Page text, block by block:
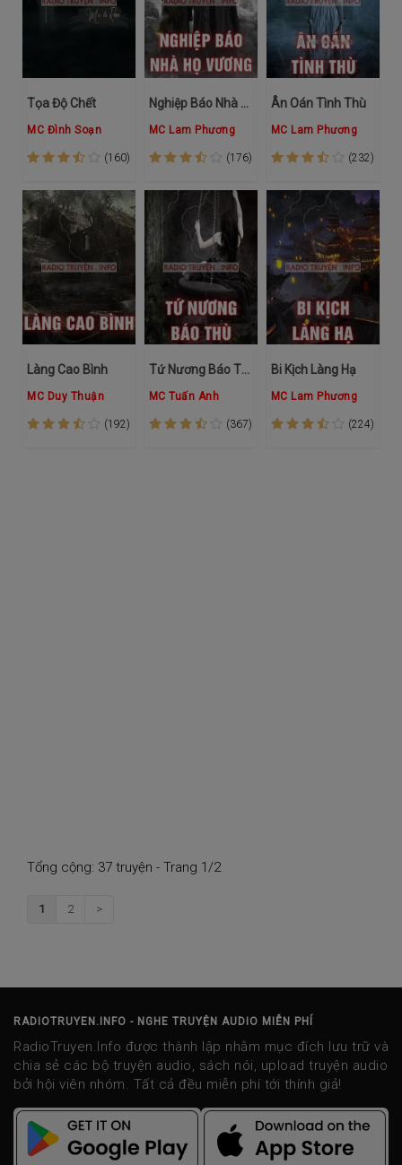
Tọa Độ Chết
MC Đình Soạn
(160)
Nghiệp Báo Nhà Họ Vương
MC Lam Phương
(176)
Ân Oán Tình Thù
MC Lam Phương
(232)
Làng Cao Bình
MC Duy Thuận
(192)
Tứ Nương Báo Thù
MC Tuấn Anh
(367)
Bi Kịch Làng Hạ
MC Lam Phương
(224)
Tổng cộng: 37 truyện - Trang 1/2
1 2 >
RADIOTRUYEN.INFO - NGHE TRUYỆN AUDIO MIỄN PHÍ
RadioTruyen.Info được thành lập nhằm mục đích lưu trữ và
chia sẻ các bộ truyện audio, sách nói, upload truyện audio
bởi hội viên nhóm. Tất cả đều miễn phí tới thính giả!